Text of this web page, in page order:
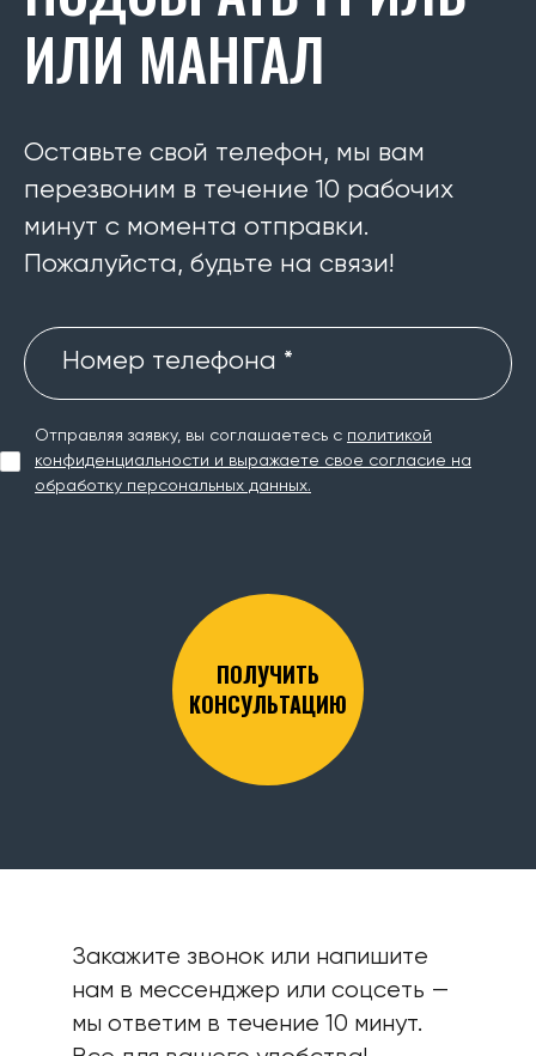
ИЛИ МАНГАЛ
Оставьте свой телефон, мы вам
перезвоним в течение 10 рабочих
минут с момента отправки.
Пожалуйста, будьте на связи!
Номер телефона *
Отправляя заявку, вы соглашаетесь с политикой
конфиденциальности и выражаете свое согласие на
обработку персональных данных.
ПОЛУЧИТЬ
КОНСУЛЬТАЦИЮ
Закажите звонок или напишите
нам в мессенджер или соцсеть —
мы ответим в течение 10 минут.